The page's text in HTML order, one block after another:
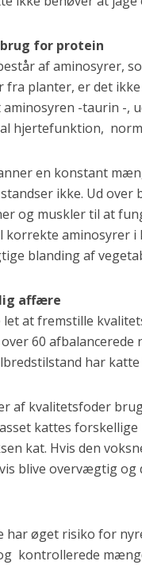
for protein
af aminosyrer,
fra planter, er det
aminosyren -taurin -,
hjertefunktion,
en konstant
ikke. Ud
og muskler til at
korrekte aminosyrer
blanding af
affære
let at fremstille
60
har
af kvalitetsfoder
kattes
kat. Hvis den
blive overvægtig
øget risiko for
kontrollerede